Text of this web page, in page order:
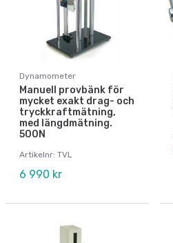
Dynamometer
Manuell provbänk för
mycket exakt drag- och
tryckkraftmätning,
med längdmätning.
500N
Artikelnr: TVL
6 990 kr